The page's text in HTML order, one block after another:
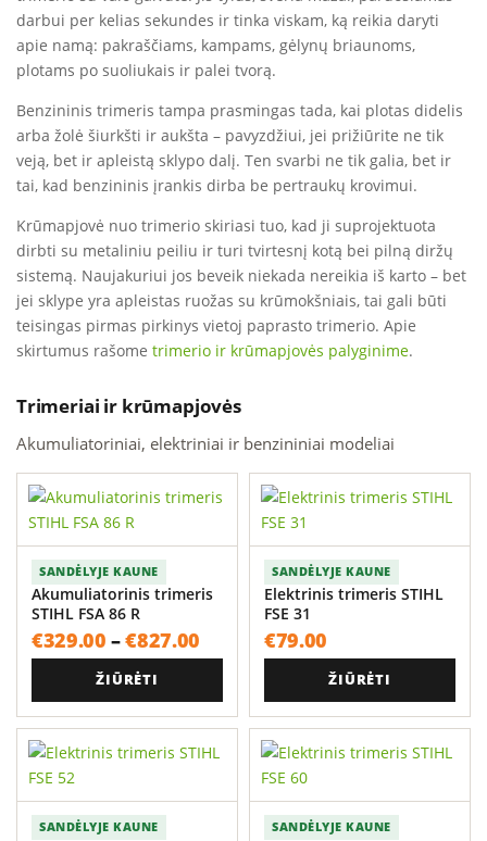
darbui per kelias sekundes ir tinka viskam, ką reikia daryti
apie namą: pakraščiams, kampams, gėlynų briaunoms,
plotams po suoliukais ir palei tvorą.
Benzininis trimeris tampa prasmingas tada, kai plotas didelis
arba žolė šiurkšti ir aukšta – pavyzdžiui, jei prižiūrite ne tik
veją, bet ir apleistą sklypo dalį. Ten svarbi ne tik galia, bet ir
tai, kad benzininis įrankis dirba be pertraukų krovimui.
Krūmapjovė nuo trimerio skiriasi tuo, kad ji suprojektuota
dirbti su metaliniu peiliu ir turi tvirtesnį kotą bei pilną diržų
sistemą. Naujakuriui jos beveik niekada nereikia iš karto – bet
jei sklype yra apleistas ruožas su krūmokšniais, tai gali būti
teisingas pirmas pirkinys vietoj paprasto trimerio. Apie
skirtumus rašome trimerio ir krūmapjovės palyginime.
Trimeriai ir krūmapjovės
Akumuliatoriniai, elektriniai ir benzininiai modeliai
SANDĖLYJE KAUNE
Akumuliatorinis trimeris
STIHL FSA 86 R
€329.00 –€827.00Price
€329.00
through
€827.00
ŽIŪRĖTI
SANDĖLYJE KAUNE
Elektrinis trimeris STIHL
FSE 31
€79.00
ŽIŪRĖTI
SANDĖLYJE KAUNE SANDĖLYJE KAUNE